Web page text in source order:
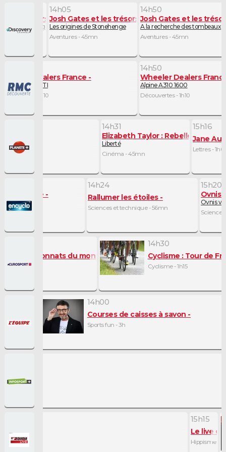
les trésors perdus
de l'Âge de pierre
14h05
Josh Gates et les trésors perdus
Les origines de Stonehenge
Aventures - 45mn
14h50
Josh Gates et les
A la recherche des tombeaux
Aventures - 45mn
Dealers France
309 GTI
- 1h10
14h50
Wheeler Dealers
Alpine A310 1600
Découvertes - 1h10
14h31
Elizabeth Taylor : Rebelle &
Liberté
Cinéma - 45mn
15h16
Jane
Lettres - 1h01
de Beijing
- 1h02
14h24
Rallumer les étoiles
Sciences et technique - 56mn
15h20
Ovnis
Ovnis vs
: Championnats du monde
1h
14h30
Cyclisme : Tour de
Cyclisme - 1h15
14h00
Courses de caisses à savon
Sports fun - 3h
15h15
Le live
Hippisme -